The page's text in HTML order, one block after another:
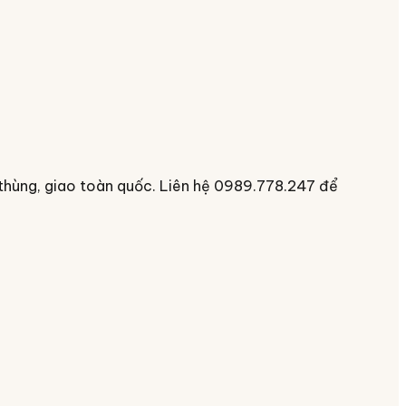
giao toàn quốc. Liên hệ 0989.778.247 để